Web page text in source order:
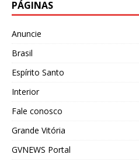
PÁGINAS
Anuncie
Brasil
Espírito Santo
Interior
Fale conosco
Grande Vitória
GVNEWS Portal